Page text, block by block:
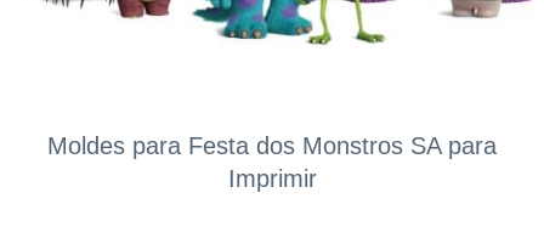
Moldes para Festa dos Monstros SA para
Imprimir